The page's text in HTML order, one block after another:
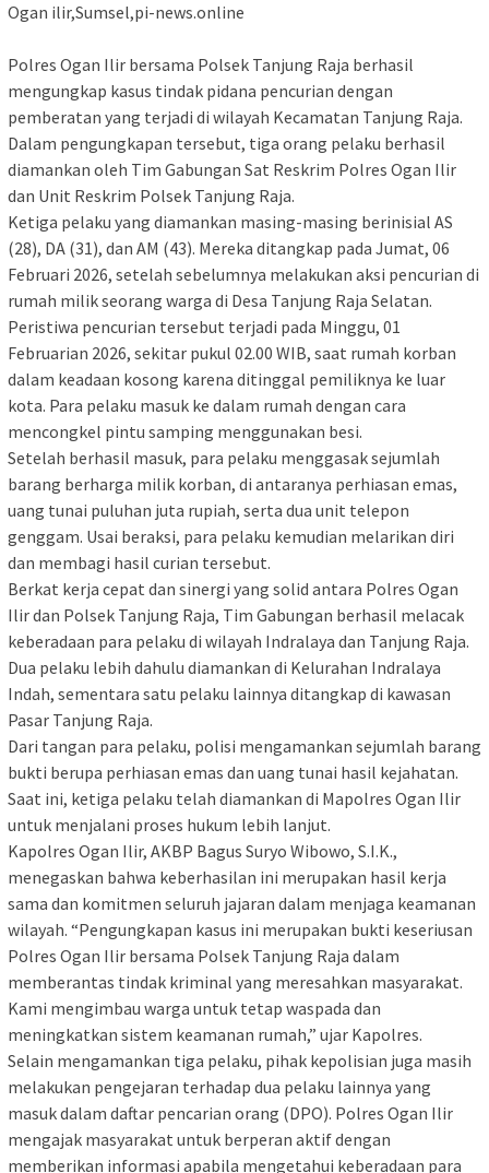
‎Ogan ilir,Sumsel,pi-news.online
‎Polres Ogan Ilir bersama Polsek Tanjung Raja berhasil
mengungkap kasus tindak pidana pencurian dengan
pemberatan yang terjadi di wilayah Kecamatan Tanjung Raja.
Dalam pengungkapan tersebut, tiga orang pelaku berhasil
diamankan oleh Tim Gabungan Sat Reskrim Polres Ogan Ilir
dan Unit Reskrim Polsek Tanjung Raja.
‎Ketiga pelaku yang diamankan masing-masing berinisial AS
(28), DA (31), dan AM (43). Mereka ditangkap pada Jumat, 06
Februari 2026, setelah sebelumnya melakukan aksi pencurian di
rumah milik seorang warga di Desa Tanjung Raja Selatan.
‎Peristiwa pencurian tersebut terjadi pada Minggu, 01
Februarian 2026, sekitar pukul 02.00 WIB, saat rumah korban
dalam keadaan kosong karena ditinggal pemiliknya ke luar
kota. Para pelaku masuk ke dalam rumah dengan cara
mencongkel pintu samping menggunakan besi.
‎Setelah berhasil masuk, para pelaku menggasak sejumlah
barang berharga milik korban, di antaranya perhiasan emas,
uang tunai puluhan juta rupiah, serta dua unit telepon
genggam. Usai beraksi, para pelaku kemudian melarikan diri
dan membagi hasil curian tersebut.
‎Berkat kerja cepat dan sinergi yang solid antara Polres Ogan
Ilir dan Polsek Tanjung Raja, Tim Gabungan berhasil melacak
keberadaan para pelaku di wilayah Indralaya dan Tanjung Raja.
Dua pelaku lebih dahulu diamankan di Kelurahan Indralaya
Indah, sementara satu pelaku lainnya ditangkap di kawasan
Pasar Tanjung Raja.
‎Dari tangan para pelaku, polisi mengamankan sejumlah barang
bukti berupa perhiasan emas dan uang tunai hasil kejahatan.
Saat ini, ketiga pelaku telah diamankan di Mapolres Ogan Ilir
untuk menjalani proses hukum lebih lanjut.
‎Kapolres Ogan Ilir, AKBP Bagus Suryo Wibowo, S.I.K.,
menegaskan bahwa keberhasilan ini merupakan hasil kerja
sama dan komitmen seluruh jajaran dalam menjaga keamanan
wilayah. “Pengungkapan kasus ini merupakan bukti keseriusan
Polres Ogan Ilir bersama Polsek Tanjung Raja dalam
memberantas tindak kriminal yang meresahkan masyarakat.
Kami mengimbau warga untuk tetap waspada dan
meningkatkan sistem keamanan rumah,” ujar Kapolres.
‎Selain mengamankan tiga pelaku, pihak kepolisian juga masih
melakukan pengejaran terhadap dua pelaku lainnya yang
masuk dalam daftar pencarian orang (DPO). Polres Ogan Ilir
mengajak masyarakat untuk berperan aktif dengan
memberikan informasi apabila mengetahui keberadaan para